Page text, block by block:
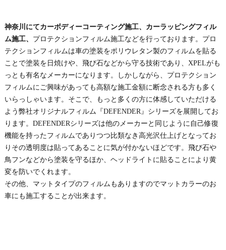
神奈川にてカーボディーコーティング施工、カーラッピングフィル
ム施工、 プロテクションフィルム施工などを行っております。プロ
テクションフィルムは車の塗装をポリウレタン製のフィルムを貼る
ことで塗装を日焼けや、飛び石などから守る技術であり、XPELがも
っとも有名なメーカーになります。しかしながら、プロテクション
フィルムにご興味があっても高額な施工金額に断念される方も多く
いらっしゃいます。そこで、もっと多くの方に体感していただける
よう弊社オリジナルフィルム『DEFENDER』シリーズを展開してお
ります。DEFENDERシリーズは他のメーカーと同じように自己修復
機能を持ったフィルムでありつつ比類なき高光沢仕上げとなってお
りその透明度は貼ってあることに気が付かないほどです。飛び石や
鳥フンなどから塗装を守るほか、ヘッドライトに貼ることにより黄
変を防いでくれます。
その他、マットタイプのフィルムもありますのでマットカラーのお
車にも施工することが出来ます。